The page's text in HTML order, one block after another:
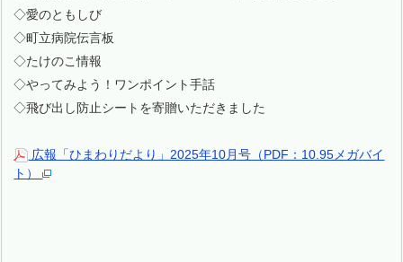
◇愛のともしび
◇町立病院伝言板
◇たけのこ情報
◇やってみよう！ワンポイント手話
◇飛び出し防止シートを寄贈いただきました
広報「ひまわりだより」2025年10月号（PDF：10.95メガバイ
ト）